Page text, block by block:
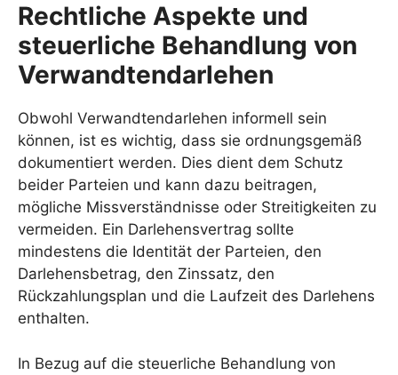
Rechtliche Aspekte und
steuerliche Behandlung von
Verwandtendarlehen
Obwohl Verwandtendarlehen informell sein
können, ist es wichtig, dass sie ordnungsgemäß
dokumentiert werden. Dies dient dem Schutz
beider Parteien und kann dazu beitragen,
mögliche Missverständnisse oder Streitigkeiten zu
vermeiden. Ein Darlehensvertrag sollte
mindestens die Identität der Parteien, den
Darlehensbetrag, den Zinssatz, den
Rückzahlungsplan und die Laufzeit des Darlehens
enthalten.
In Bezug auf die steuerliche Behandlung von